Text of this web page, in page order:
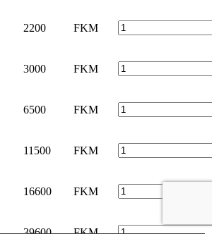
2200 FKM
3000 FKM
6500 FKM
11500 FKM
16600 FKM